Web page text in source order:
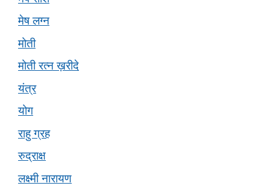
मेष लग्न
मोती
मोती रत्न ख़रीदे
यंत्र
योग
राहु ग्रह
रुद्राक्ष
लक्ष्मी नारायण